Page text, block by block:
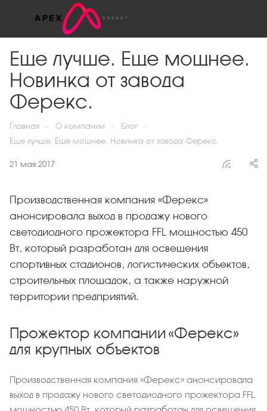
Еще лучше. Еще мощнее.
Новинка от завода
Ферекс.
Главная — О компании — Блог —
Еще лучше. Еще мощнее. Новинка от завода Ферекс.
21 мая 2017
Производственная компания «Ферекс»
анонсировала выход в продажу нового
светодиодного прожектора FFL мощностью 450
Вт, который разработан для освещения
спортивных стадионов, логистических объектов,
строительных площадок, а также наружной
территории предприятий.
Прожектор компании «Ферекс»
для крупных объектов
Производственная компания «Ферекс» анонсировала
выход в продажу нового светодиодного прожектора FFL